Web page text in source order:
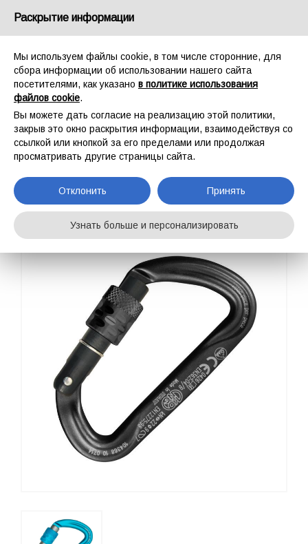
Россия
КАРАБИНЫ/СОЕДИНИТЕЛЬНЫЕ ЭЛЕМЕНТЫ
ARGON S
ARGON S
Раскрытие информации
Мы используем файлы cookie, в том числе сторонние, для
сбора информации об использовании нашего сайта
посетителями, как указано в политике использования
файлов cookie.
Вы можете дать согласие на реализацию этой политики,
закрыв это окно раскрытия информации, взаимодействуя со
ссылкой или кнопкой за его пределами или продолжая
просматривать другие страницы сайта.
Отклонить Принять
Узнать больше и персонализировать